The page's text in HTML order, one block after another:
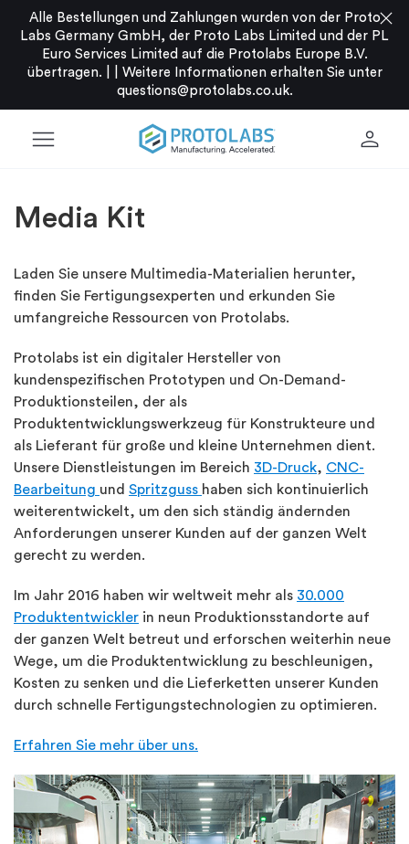
Alle Bestellungen und Zahlungen wurden von der Proto
Labs Germany GmbH, der Proto Labs Limited und der PL
Euro Services Limited auf die Protolabs Europe B.V.
übertragen. |
Weitere Informationen erhalten Sie unter
questions@protolabs.co.uk.
close
menu person
Media Kit
Laden Sie unsere Multimedia-Materialien herunter,
finden Sie Fertigungsexperten und erkunden Sie
umfangreiche Ressourcen von Protolabs.
Protolabs ist ein digitaler Hersteller von
kundenspezifischen Prototypen und On-Demand-
Produktionsteilen, der als
Produktentwicklungswerkzeug für Konstrukteure und
als Lieferant für große und kleine Unternehmen dient.
Unsere Dienstleistungen im Bereich 3D-Druck, CNC-
Bearbeitung und Spritzguss haben sich kontinuierlich
weiterentwickelt, um den sich ständig ändernden
Anforderungen unserer Kunden auf der ganzen Welt
gerecht zu werden.
Im Jahr 2016 haben wir weltweit mehr als 30.000
Produktentwickler in neun Produktionsstandorte auf
der ganzen Welt betreut und erforschen weiterhin neue
Wege, um die Produktentwicklung zu beschleunigen,
Kosten zu senken und die Lieferketten unserer Kunden
durch schnelle Fertigungstechnologien zu optimieren.
Erfahren Sie mehr über uns.